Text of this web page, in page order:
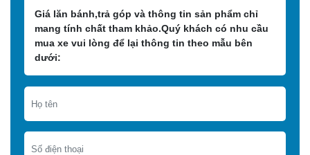
Giá lăn bánh,trả góp và thông tin sản phẩm chỉ
mang tính chất tham khảo.Quý khách có nhu cầu
mua xe vui lòng để lại thông tin theo mẫu bên
dưới: